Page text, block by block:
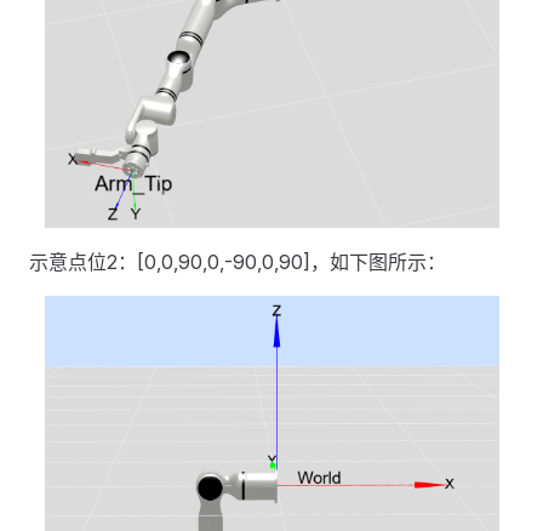
示意点位2：[0,0,90,0,-90,0,90]，如下图所示：